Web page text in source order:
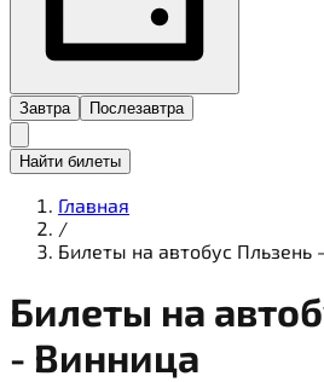
Завтра Послезавтра
Найти билеты
Главная
/
Билеты на автобус Пльзень
Билеты на
- Винница